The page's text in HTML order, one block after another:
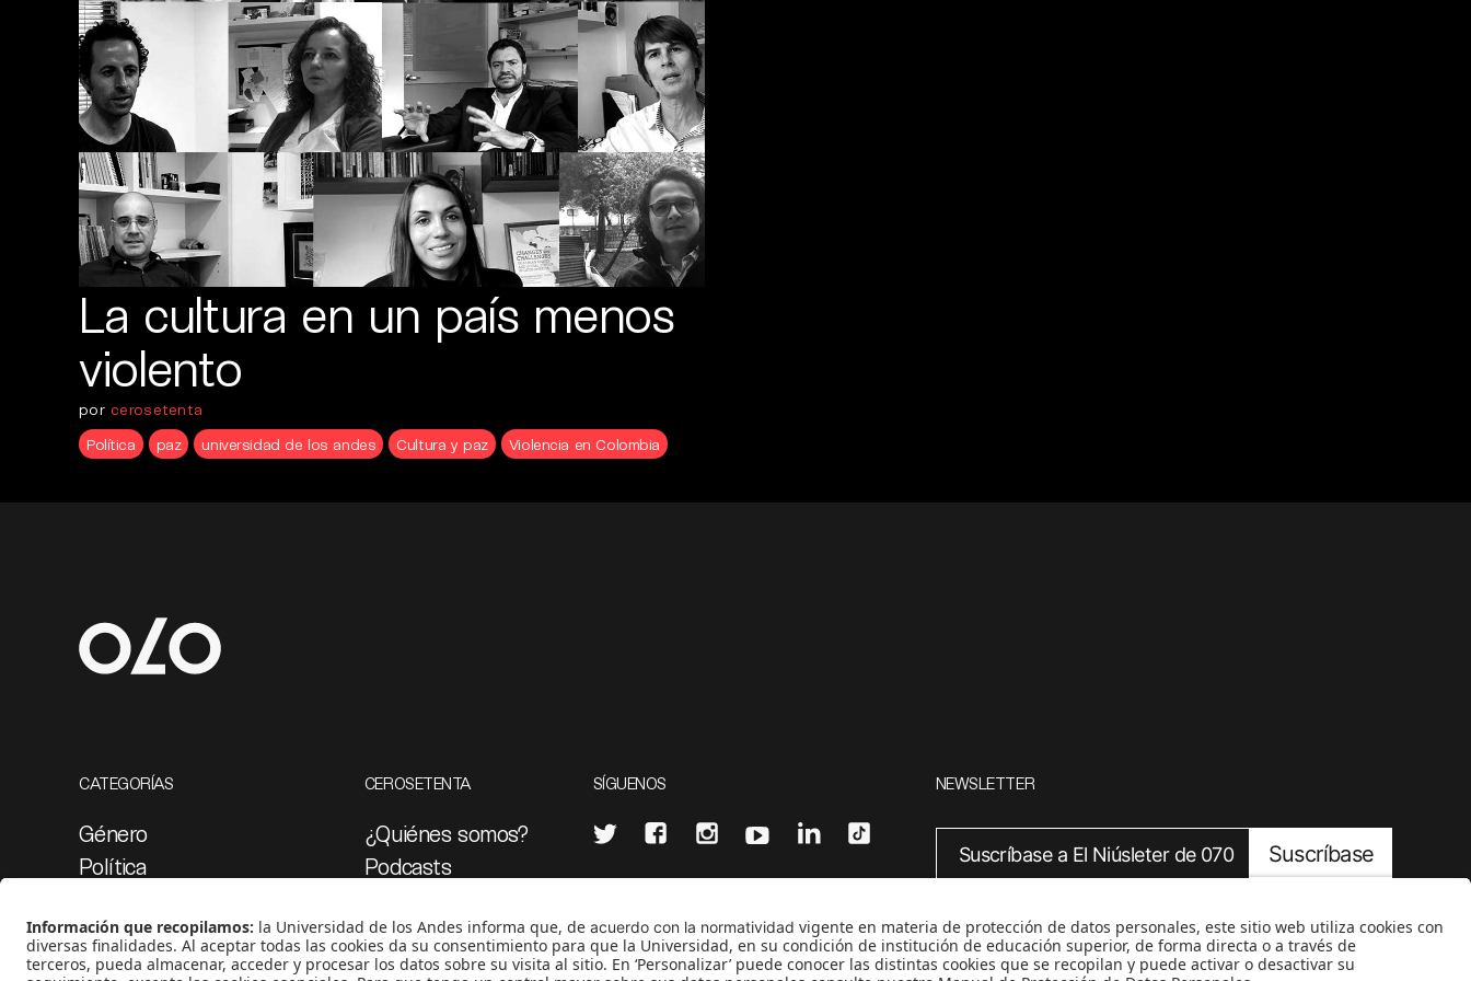
La cultura en un país menos
violento
por cerosetenta
Política
paz universidad de los andes Cultura y paz Violencia en Colombia
CATEGORÍAS
Género
Política
Medio ambiente
Medios y periodismo
CEROSETENTA
¿Quiénes somos?
Podcasts
Proyectos 070
SÍGUENOS
CONTÁCTANOS
cerosetenta@uniandes.edu.co
NEWSLETTER
Suscríbase